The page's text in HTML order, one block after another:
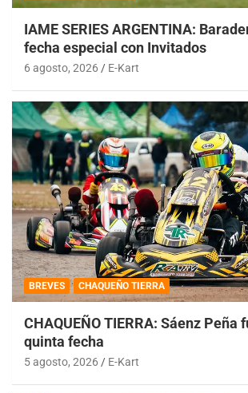
IAME SERIES ARGENTINA:
fecha especial con Invitados
6 agosto, 2026 E-Kart
BREVES CHAQUEÑO TIERRA
CHAQUEÑO TIERRA: Sáenz Peña
quinta fecha
5 agosto, 2026 E-Kart